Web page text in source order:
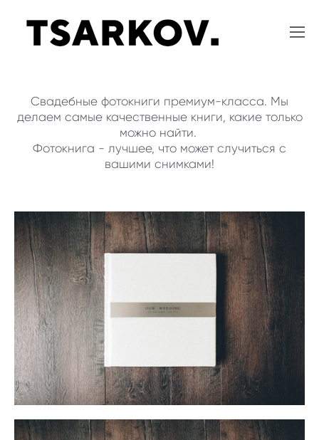
Свадебные фотокниги премиум-класса. Мы
делаем самые качественные книги, какие только
можно найти.
Фотокнига - лучшее, что может случиться с
вашими снимками!